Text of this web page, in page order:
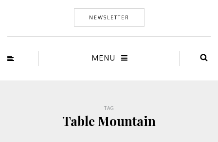
NEWSLETTER
MENU
TAG
Table Mountain